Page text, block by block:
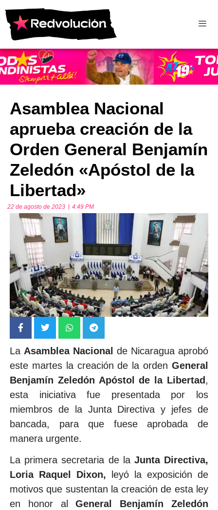
Asamblea Nacional
aprueba creación de la
Orden General Benjamín
Zeledón «Apóstol de la
Libertad»
22 de agosto de 2023 4:49 PM
La Asamblea Nacional de Nicaragua aprobó
este martes la creación de la orden General
Benjamín Zeledón Apóstol de la Libertad ,
esta iniciativa fue presentada por los
miembros de la Junta Directiva y jefes de
bancada, para que fuese aprobada de
manera urgente.
La primera secretaria de la Junta Directiva,
Loria Raquel Dixon, leyó la exposición de
motivos que sustentan la creación de esta ley
en honor alGeneral Benjamín Zeledón